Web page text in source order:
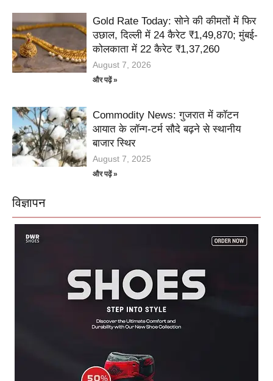
Gold Rate Today: सोने की कीमतों में फिर
उछाल, दिल्ली में 24 कैरेट ₹1,49,870; मुंबई-
कोलकाता में 22 कैरेट ₹1,37,260
August 7, 2026
और पढ़ें »
Commodity News: गुजरात में कॉटन
आयात के लॉन्ग-टर्म सौदे बढ़ने से स्थानीय
बाजार स्थिर
August 7, 2025
और पढ़ें »
विज्ञापन